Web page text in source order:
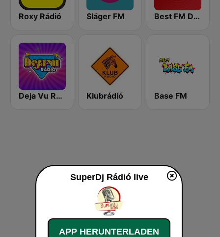
Roxy Rádió Sláger FM Best FM Debrecen
Deja Vu Rádió Klubrádió Base FM
SuperDj Rádió live
APP HERUNTERLADEN